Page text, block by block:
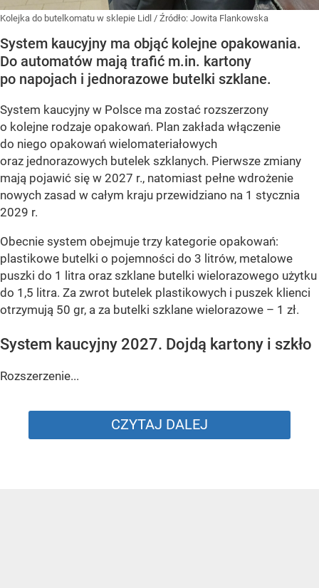
Kolejka do butelkomatu w sklepie Lidl / Źródło: Jowita Flankowska
System kaucyjny ma objąć kolejne opakowania.
Do automatów mają trafić m.in. kartony
po napojach i jednorazowe butelki szklane.
System kaucyjny w Polsce ma zostać rozszerzony
o kolejne rodzaje opakowań. Plan zakłada włączenie
do niego opakowań wielomateriałowych
oraz jednorazowych butelek szklanych. Pierwsze zmiany
mają pojawić się w 2027 r., natomiast pełne wdrożenie
nowych zasad w całym kraju przewidziano na 1 stycznia
2029 r.
Obecnie system obejmuje trzy kategorie opakowań:
plastikowe butelki o pojemności do 3 litrów, metalowe
puszki do 1 litra oraz szklane butelki wielorazowego użytku
do 1,5 litra. Za zwrot butelek plastikowych i puszek klienci
otrzymują 50 gr, a za butelki szklane wielorazowe – 1 zł.
System kaucyjny 2027. Dojdą kartony i szkło
Rozszerzenie...
CZYTAJ DALEJ